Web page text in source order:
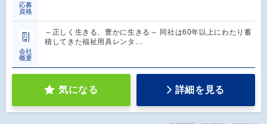
応募
資格
会社
概要
～正しく生きる、豊かに生きる～ 同社は60年以上にわたり蓄
積してきた福祉用具レンタ…
気になる 詳細を見る